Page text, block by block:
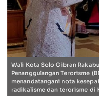
Wali Kota Solo Gibran
Penanggulangan Terorisme
menandatangani nota
radikalisme dan terorisme di